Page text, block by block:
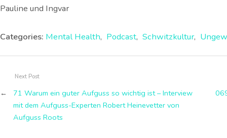
Pauline und Ingvar
Categories: Mental Health, Podcast, Schwitzkultur,
Next Post
←
71 Warum ein guter Aufguss so wichtig ist – Interview
mit dem Aufguss-Experten Robert Heinevetter von
Aufguss Roots